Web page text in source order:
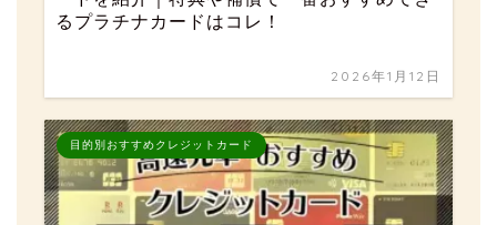
るプラチナカードはコレ！
2026年1月12日
目的別おすすめクレジットカード